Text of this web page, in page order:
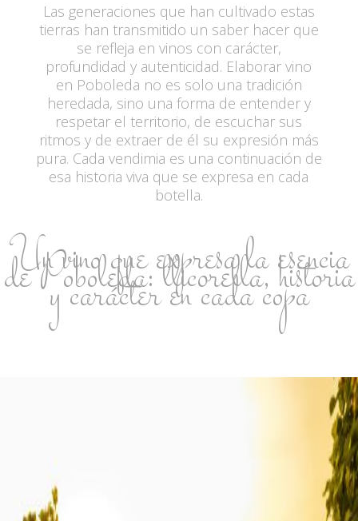
Las generaciones que han cultivado estas
tierras han transmitido un saber hacer que
se refleja en vinos con carácter,
profundidad y autenticidad. Elaborar vino
en Poboleda no es solo una tradición
heredada, sino una forma de entender y
respetar el territorio, de escuchar sus
ritmos y de extraer de él su expresión más
pura. Cada vendimia es una continuación de
esa historia viva que se expresa en cada
botella.
Un vino que expresa la esencia
de Poboleda: llicorella, historia
y carácter en cada copa